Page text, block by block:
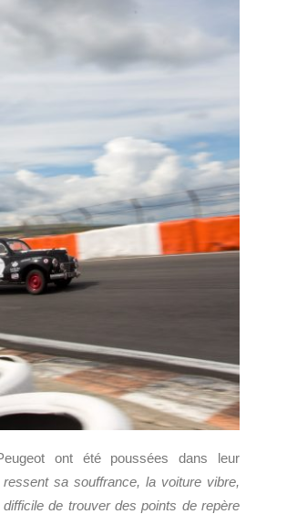
ont été poussées dans leur
sa souffrance, la voiture vibre,
de trouver des points de repère